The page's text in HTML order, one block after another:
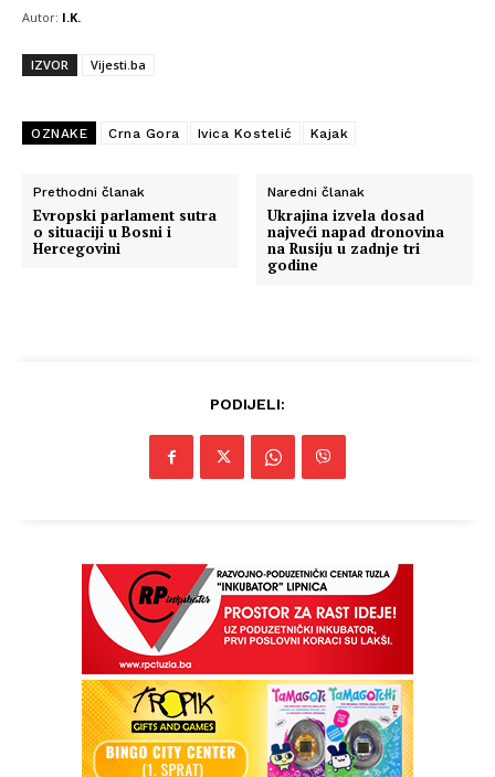
Autor: I.K.
IZVOR Vijesti.ba
OZNAKE Crna Gora Ivica Kostelić Kajak
Prethodni članak
Evropski parlament sutra
o situaciji u Bosni i
Hercegovini
Naredni članak
Ukrajina izvela dosad
najveći napad dronovina
na Rusiju u zadnje tri
godine
PODIJELI: